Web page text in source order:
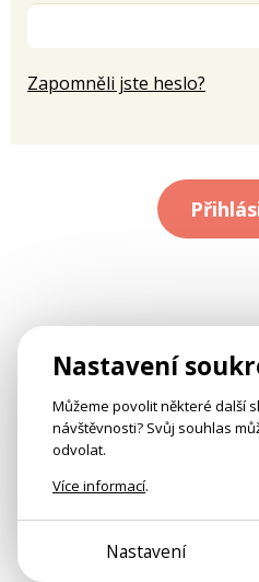
Zapomněli jste heslo?
Nastavení
Můžeme povolit některé další
návštěvnosti? Svůj souhlas
odvolat.
Více informací.
Nastavení